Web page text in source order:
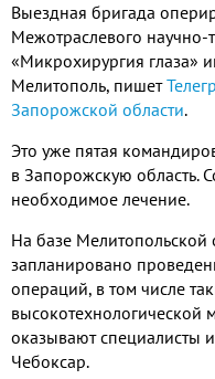
Выездная бригада
Межотраслевого научно-
«Микрохирургия глаза»
Мелитополь, пишет
Запорожской области.
Это уже пятая
в Запорожскую область.
необходимое лечение.
На базе Мелитопольской
запланировано
операций, в том числе
оказывают специалисты
Чебоксар.